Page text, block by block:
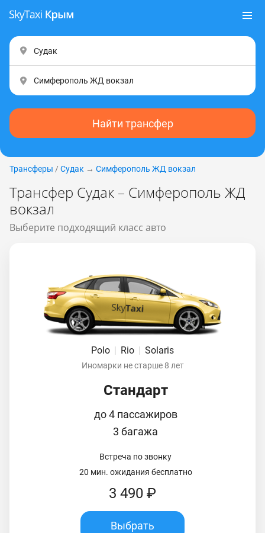
Найти трансфер
Трансферы / Судак → Симферополь ЖД вокзал
Трансфер Судак – Симферополь ЖД
вокзал
Выберите подходящий класс авто
Polo | Rio | Solaris
Иномарки не старше 8 лет
Стандарт
до 4 пассажиров
3 багажа
Встреча по звонку
20 мин. ожидания бесплатно
3 490 ₽
Выбрать